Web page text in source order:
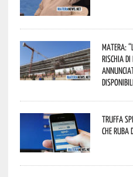
Matera:
rischia di
Truffa
che ruba